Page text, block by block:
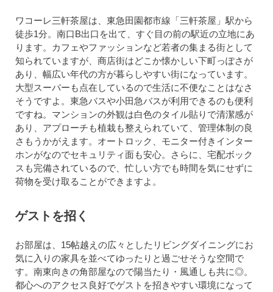
ワコーレ三軒茶屋は、東急田園都市線「三軒茶屋」駅から
徒歩1分。南口B出口を出て、すぐ目の前の駅近の立地にあ
ります。カフェやファッションなど若者の集まる街として
知られていますが、商店街はどこか懐かしい下町っぽさが
あり、幅広い年代の方が暮らしやすい街になっています。
大型スーパーも点在しているので生活に不便なことはなさ
そうですよ。東急バスや小田急バスが利用できるのも便利
ですね。マンションの外観は白色のタイル貼りで清潔感が
あり、アプローチも植栽も整えられていて、管理体制の良
さもうかがえます。オートロック、モニター付きインター
ホンがなのでセキュリティ面も安心。さらに、宅配ボック
スも完備されているので、忙しい方でも時間を気にせずに
荷物を受け取ることができますよ。
ゲストを招く
お部屋は、15帖越えの広々としたリビングダイニングにお
気に入りの家具を並べてゆったりと過ごせそうな空間で
す。南東向きの角部屋なので陽当たり・風通しも共に◎。
都心へのアクセス良好でゲストを招きやすい環境になって